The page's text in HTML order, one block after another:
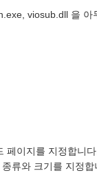
viosub.dll 을 아
페이지를 지정합니다.
류와 크기를 지정합